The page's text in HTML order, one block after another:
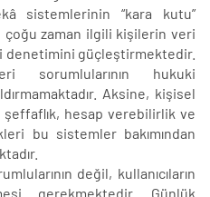
sistemlerinin “kara kutu”
çoğu zaman ilgili kişilerin veri
güçleştirmektedir.
hukuki
Aksine, kişisel
hesap verebilirlik ve
bu sistemler bakımından
değil, kullanıcıların
gerekmektedir. Günlük